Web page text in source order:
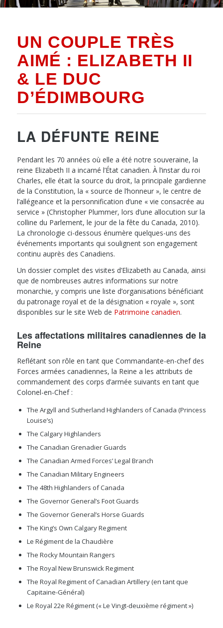
UN COUPLE TRÈS
AIMÉ : ELIZABETH II
& LE DUC
D’ÉDIMBOURG
LA DÉFUNTE REINE
Pendant les 70 années où elle a été notre souveraine, la
reine Elizabeth II a incarné l’État canadien. À l’instar du roi
Charles, elle était la source du droit, la principale gardienne
de la Constitution, la « source de l’honneur », le centre de
l’allégeance et la personnification d’une « vie consacrée au
service » (Christopher Plummer, lors d’une allocution sur la
colline du Parlement, le jour de la fête du Canada, 2010).
La chronologie ci-dessous énumère quelques-uns des
événements importants qui soulignent son engagement
continu auprès des Canadiens.
Un dossier complet des visites d’Elizabeth au Canada, ainsi
que de nombreuses autres informations sur notre
monarchie, y compris une liste d’organisations bénéficiant
du patronage royal et de la désignation « royale », sont
disponibles sur le site Web de Patrimoine canadien.
Les affectations militaires canadiennes de la
Reine
Reflétant son rôle en tant que Commandante-en-chef des
Forces armées canadiennes, la Reine a les attributs de
commandement des corps d’armée suivants en tant que
Colonel-en-Chef :
The Argyll and Sutherland Highlanders of Canada (Princess
Louise’s)
The Calgary Highlanders
The Canadian Grenadier Guards
The Canadian Armed Forces’ Legal Branch
The Canadian Military Engineers
The 48th Highlanders of Canada
The Governor General’s Foot Guards
The Governor General’s Horse Guards
The King’s Own Calgary Regiment
Le Régiment de la Chaudière
The Rocky Mountain Rangers
The Royal New Brunswick Regiment
The Royal Regiment of Canadian Artillery (en tant que
Capitaine-Général)
Le Royal 22e Régiment (« Le Vingt-deuxième régiment »)